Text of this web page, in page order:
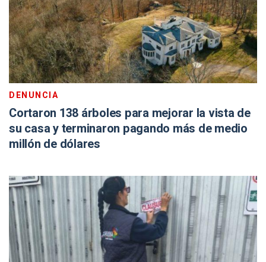
DENUNCIA
Cortaron 138 árboles para mejorar la vista de
su casa y terminaron pagando más de medio
millón de dólares